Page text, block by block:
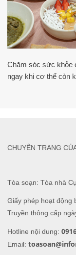
Chăm sóc sức khỏe
ngay khi cơ thể còn
Tòa soạn: Tòa nhà
Giấy phép hoạt động
Truyền thông cấp
Hotline nội dung:
Email:
CHUYÊN TRANG